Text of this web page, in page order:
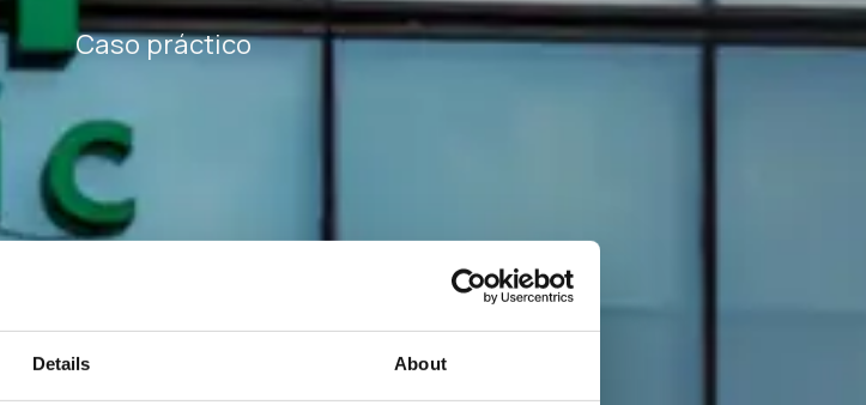
Details About
Caso práctico